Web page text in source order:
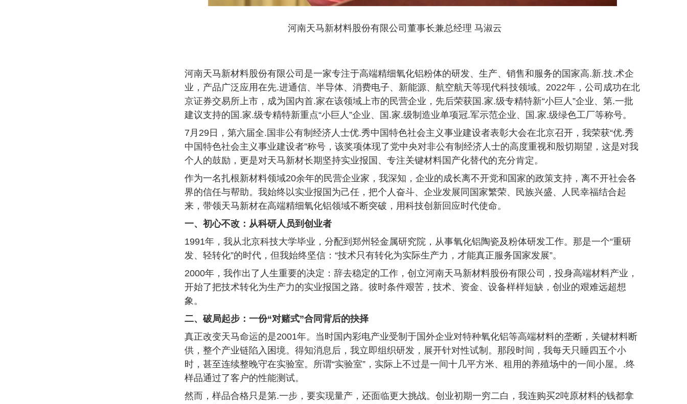
河南天马新材料股份有限公司董事长兼总经理 马淑云
河南天马新材料股份有限公司是一家专注于高端精细氧化铝粉体的研发、生产、销售和服务的国家高.新.技.术企
业，产品广泛应用在先.进通信、半导体、消费电子、新能源、航空航天等现代科技领域。2022年，公司成功在北
京证券交易所上市，成为国内首.家在该领域上市的民营企业，先后荣获国.家.级专精特新“小巨人”企业、第.一批
建议支持的国.家.级专精特新重点“小巨人”企业、国.家.级制造业单项冠.军示范企业、国.家.级绿色工厂等称号。
7月29日，第六届全.国非公有制经济人士优.秀中国特色社会主义事业建设者表彰大会在北京召开，我荣获“优.秀
中国特色社会主义事业建设者”称号，该奖项体现了党中央对非公有制经济人士的高度重视和殷切期望，这是对我
个人的鼓励，更是对天马新材长期坚持实业报国、专注关键材料国产化替代的充分肯定。
作为一名扎根新材料领域20余年的民营企业家，我深知，企业的成长离不开党和国家的政策支持，离不开社会各
界的信任与帮助。我始终以实业报国为己任，把个人奋斗、企业发展同国家繁荣、民族兴盛、人民幸福结合起
来，带领天马新材在高端精细氧化铝领域不断突破，用科技创新回应时代使命。
一、初心不改：从科研人员到创业者
1991年，我从北京科技大学毕业，分配到郑州轻金属研究院，从事氧化铝陶瓷及粉体研发工作。那是一个“重研
发、轻转化”的时代，但我始终坚信：“技术只有转化为实际生产力，才能真正服务国家发展”。
2000年，我作出了人生重要的决定：辞去稳定的工作，创立河南天马新材料股份有限公司，投身高端材料产业，
开始了把技术转化为生产力的实业报国之路。彼时条件艰苦，技术、资金、设备样样短缺，创业的艰难远超想
象。
二、破局起步：一份“对赌式”合同背后的抉择
真正改变天马命运的是2001年。当时国内彩电产业受制于国外企业对特种氧化铝等高端材料的垄断，关键材料断
供，整个产业链陷入困境。得知消息后，我立即组织研发，展开针对性试制。那段时间，我每天只睡四五个小
时，甚至连续整晚守在实验室。所谓“实验室”，实际上不过是一间十几平方米、租用的养殖场中的一间小屋。.终
样品通过了客户的性能测试。
然而，样品合格只是第.一步，要实现量产，还面临更大挑战。创业初期一穷二白，我连购买2吨原材料的钱都拿